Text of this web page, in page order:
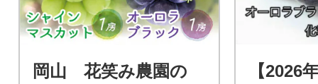
岡山 花笑み農園の
【2026